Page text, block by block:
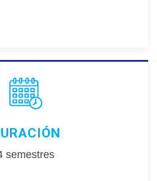
semestres